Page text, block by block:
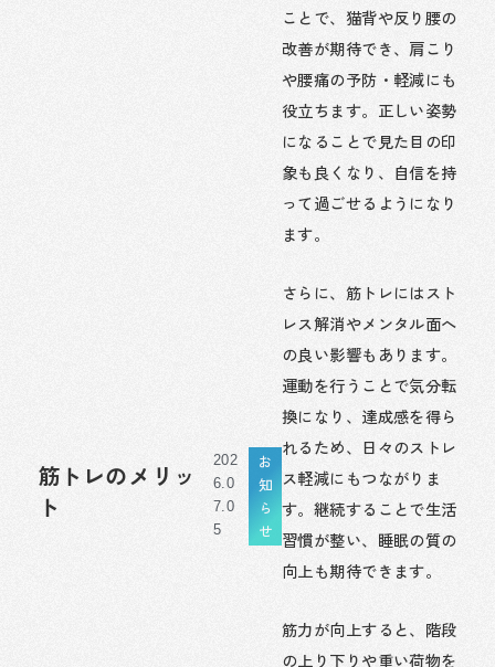
筋トレのメリッ
ト
202
6.0
7.0
5
お
知
ら
せ
ことで、猫背や反り腰の
改善が期待でき、肩こり
や腰痛の予防・軽減にも
役立ちます。正しい姿勢
になることで見た目の印
象も良くなり、自信を持
って過ごせるようになり
ます。
さらに、筋トレにはスト
レス解消やメンタル面へ
の良い影響もあります。
運動を行うことで気分転
換になり、達成感を得ら
れるため、日々のストレ
ス軽減にもつながりま
す。継続することで生活
習慣が整い、睡眠の質の
向上も期待できます。
筋力が向上すると、階段
の上り下りや重い荷物を